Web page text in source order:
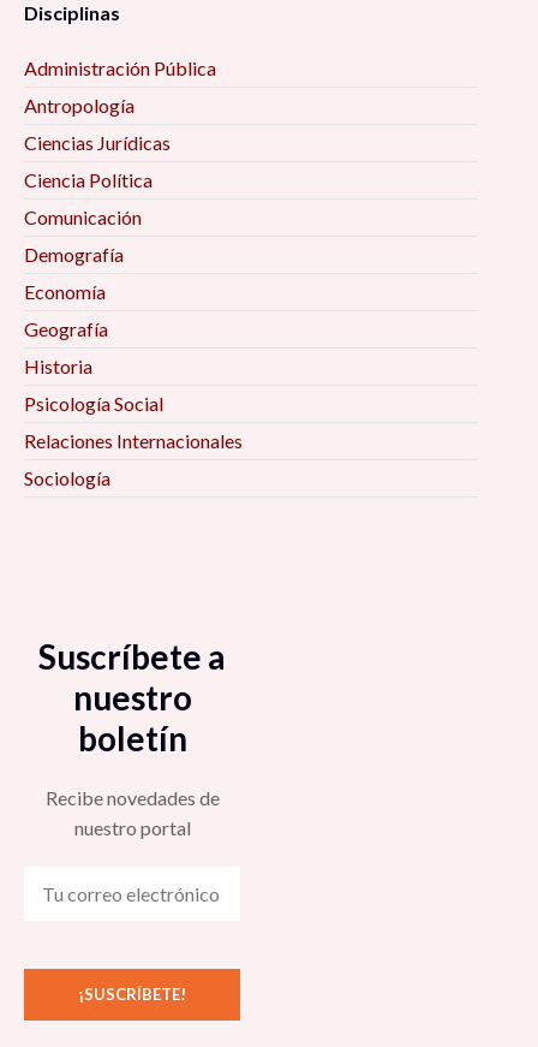
Disciplinas
Administración Pública
Antropología
Ciencias Jurídicas
Ciencia Política
Comunicación
Demografía
Economía
Geografía
Historia
Psicología Social
Relaciones Internacionales
Sociología
Suscríbete a
nuestro
boletín
Recibe novedades de
nuestro portal